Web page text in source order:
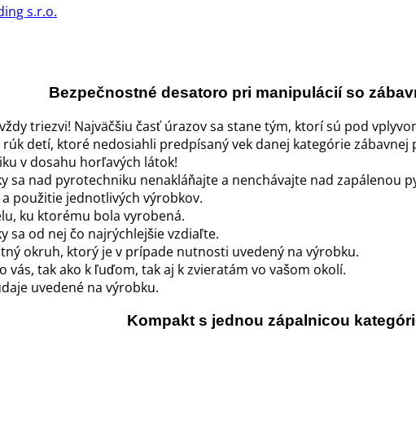
s.r.o.
Bezpečnostné desatoro pri manipulácií so
triezvi! Najväčšiu časť úrazov sa stane tým, ktorí sú pod
detí, ktoré nedosiahli predpísaný vek danej kategórie zábavnej
v dosahu horľavých látok!
sa nad pyrotechniku nenakláňajte a nenchávajte nad zapálenou
použitie jednotlivých výrobkov.
ku ktorému bola vyrobená.
sa od nej čo najrýchlejšie vzdiaľte.
okruh, ktorý je v prípade nutnosti uvedený na výrobku.
tak ako k ľuďom, tak aj k zvieratám vo vašom okolí.
uvedené na výrobku.
Kompakt s jednou zápalnicou